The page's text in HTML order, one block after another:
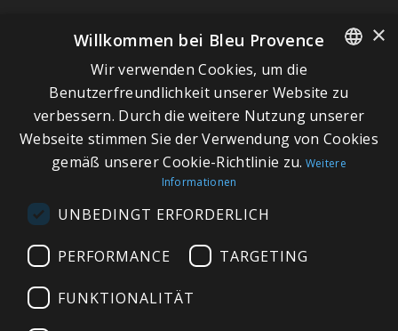
SCHNELLLINKS
Über Bleu Provence
Impressum
Geschäftsbedingungen
Kontaktieren Sie uns
Besuchen Sie unseren Showroom
FRENCH
ITALIAN
×
Willkommen bei Bleu Provence
Wir verwenden Cookies, um die
Benutzerfreundlichkeit unserer Website zu
verbessern. Durch die weitere Nutzung unserer
Webseite stimmen Sie der Verwendung von Cookies
gemäß unserer Cookie-Richtlinie zu. Weitere
Informationen
UNBEDINGT ERFORDERLICH
PERFORMANCE TARGETING
FUNKTIONALITÄT